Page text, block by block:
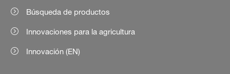
Búsqueda de productos
Innovaciones para la agricultura
Innovación (EN)